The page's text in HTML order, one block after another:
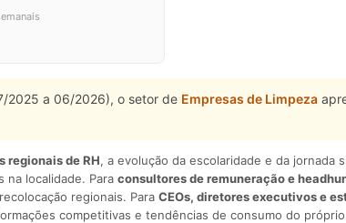
2025 a 06/2026), o setor de Empresas de Limpeza
regionais de RH, a evolução da escolaridade e da jornada
localidade. Para consultores de remuneração e
regionais. Para CEOs, diretores executivos e
competitivas e tendências de consumo do